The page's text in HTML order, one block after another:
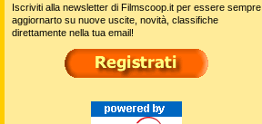
Iscriviti alla newsletter di Filmscoop.it per essere sempre
aggiornarto su nuove uscite, novità, classifiche
direttamente nella tua email!